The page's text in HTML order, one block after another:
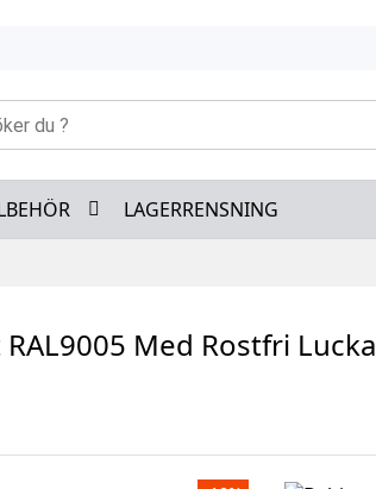
LAGERRENSNING
RAL9005 Med Rostfri Lucka